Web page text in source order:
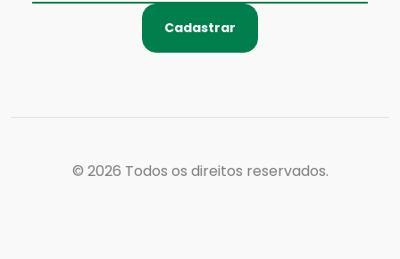
Cadastrar
© 2026 Todos os direitos reservados.